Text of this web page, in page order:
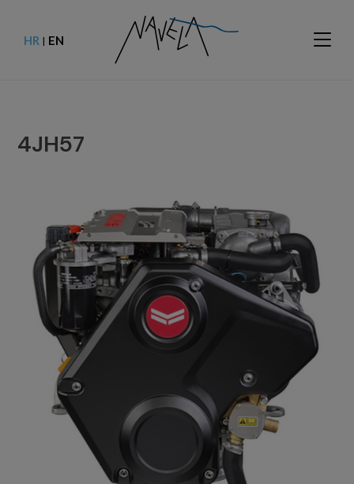
HR | EN
4JH57